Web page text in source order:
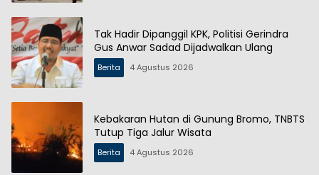
Tak Hadir Dipanggil KPK, Politisi Gerindra
Gus Anwar Sadad Dijadwalkan Ulang
Berita 4 Agustus 2026
Kebakaran Hutan di Gunung Bromo, TNBTS
Tutup Tiga Jalur Wisata
Berita 4 Agustus 2026